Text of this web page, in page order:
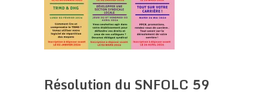
Résolution du SNFOLC 59